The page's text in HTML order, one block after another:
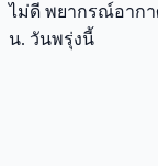
ไม่ดี พยากรณ์อากา
น. วันพรุ่งนี้